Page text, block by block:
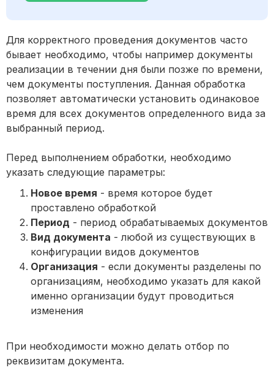
Для корректного проведения документов часто
бывает необходимо, чтобы например документы
реализации в течении дня были позже по времени,
чем документы поступления. Данная обработка
позволяет автоматически установить одинаковое
время для всех документов определенного вида за
выбранный период.
Перед выполнением обработки, необходимо
указать следующие параметры:
Новое время - время которое будет
проставлено обработкой
Период - период обрабатываемых документов
Вид документа - любой из существующих в
конфигурации видов документов
Организация - если документы разделены по
организациям, необходимо указать для какой
именно организации будут проводиться
изменения
При необходимости можно делать отбор по
реквизитам документа.